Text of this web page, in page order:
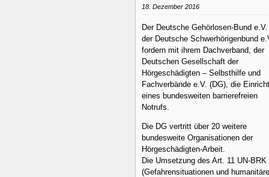
18. Dezember 2016
Der Deutsche Gehörlosen-Bund
der Deutsche Schwerhörigenbund
fordern mit ihrem Dachverband, der
Deutschen Gesellschaft der
Hörgeschädigten – Selbsthilfe und
Fachverbände e.V. (DG), die
eines bundesweiten barrierefreien
Notrufs.
Die DG vertritt über 20 weitere
bundesweite Organisationen der
Hörgeschädigten-Arbeit.
Die Umsetzung des Art. 11 UN-BRK
(Gefahrensituationen und